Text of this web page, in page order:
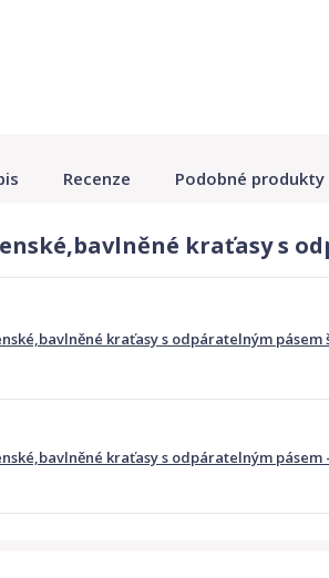
Recenze Podobné produkty
kraťasy s
kraťasy s odpáratelným pásem
kraťasy s odpáratelným pásem